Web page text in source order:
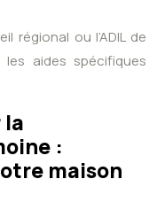
régional ou l’ADIL de
aides spécifiques
la
:
maison